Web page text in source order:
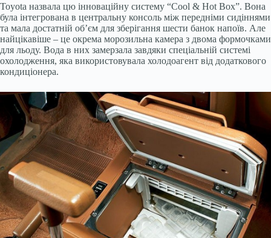
Toyota назвала цю інноваційну систему “Cool & Hot Box”. Вона
була інтегрована в центральну консоль між передніми сидіннями
та мала достатній об’єм для зберігання шести банок напоїв. Але
найцікавіше – це окрема морозильна камера з двома формочками
для льоду. Вода в них замерзала завдяки спеціальній системі
охолодження, яка використовувала холодоагент від додаткового
кондиціонера.